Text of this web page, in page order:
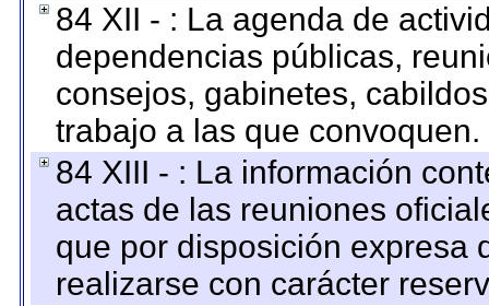
84 XII - : La agenda de
dependencias públicas,
consejos, gabinetes,
trabajo a las que convoquen.
84 XIII - : La información
actas de las reuniones
que por disposición expresa
realizarse con carácter